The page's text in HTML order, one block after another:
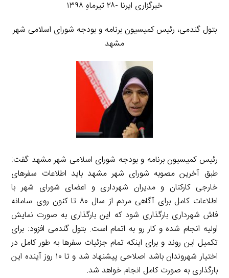
خبرگزاری ایرنا -۲۸ تیرماهِ ۱۳۹۸
بتول گندمی، رئیس کمیسیون برنامه و بودجه شورای اسلامی شهر
مشهد
رئیس کمیسیون برنامه و بودجه شورای اسلامی شهر مشهد گفت:
طبق آخرین مصوبه شورای شهر مشهد باید اطلاعات سفرهای
خارجی کارکنان و مدیران شهرداری و اعضای شورای شهر با
اطلاعات کامل برای آگاهی مردم از سال ۸۰ تا کنون روی سامانه
فاش شهرداری بارگذاری شود که این بارگذاری به صورت نمایش
اولیه انجام شده و کار رو به اتمام است. بتول گندمی افزود: برای
تکمیل این روند و برای اینکه تمام جزئیات سفرها به طور کامل در
اختیار شهروندان باشد اصلاحی پیشنهاد شد و تا ۱۰ روز آینده این
بارگذاری به صورت کامل انجام خواهد شد.